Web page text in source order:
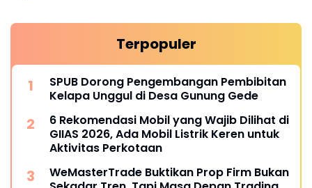
Terpopuler
SPUB Dorong Pengembangan Pembibitan
Kelapa Unggul di Desa Gunung Gede
6 Rekomendasi Mobil yang Wajib Dilihat di
GIIAS 2026, Ada Mobil Listrik Keren untuk
Aktivitas Perkotaan
WeMasterTrade Buktikan Prop Firm Bukan